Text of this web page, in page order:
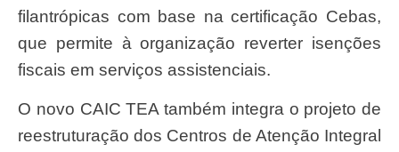
filantrópicas com base na certificação Cebas,
que permite à organização reverter isenções
fiscais em serviços assistenciais.
O novo CAIC TEA também integra o projeto de
reestruturação dos Centros de Atenção Integral